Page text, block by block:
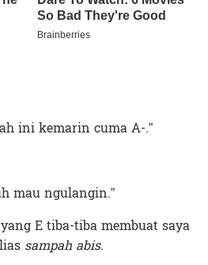
ini kemarin cuma A-.”
mau ngulangin.”
E tiba-tiba membuat saya
sampah abis.